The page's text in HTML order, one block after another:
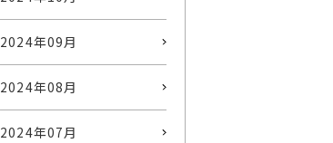
2024年09月
2024年08月
2024年07月